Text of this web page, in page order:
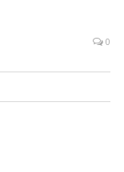
0